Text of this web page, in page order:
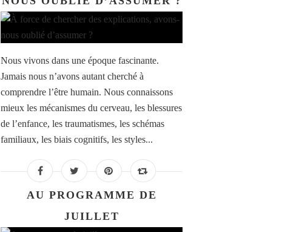
Nous vivons dans une époque fascinante.
Jamais nous n’avons autant cherché à
comprendre l’être humain. Nous connaissons
mieux les mécanismes du cerveau, les blessures
de l’enfance, les traumatismes, les schémas
familiaux, les biais cognitifs, les styles...
AU PROGRAMME DE
JUILLET